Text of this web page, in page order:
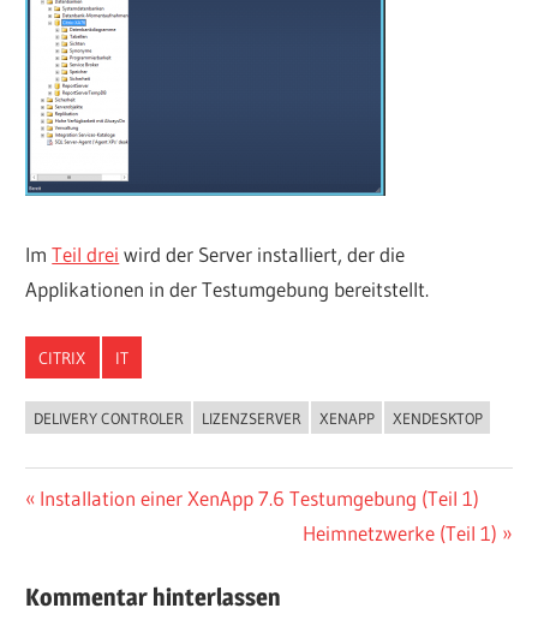
ImTeil drei wird der Server installiert, der die
Applikationen in der Testumgebung bereitstellt.
CITRIX IT
DELIVERY CONTROLER LIZENZSERVER XENAPP XENDESKTOP
Beitragsnavigation
Vorheriger
Installation einer XenApp 7.6 Testumgebung (Teil 1)
Nächster
Heimnetzwerke (Teil 1)
Kommentar hinterlassen